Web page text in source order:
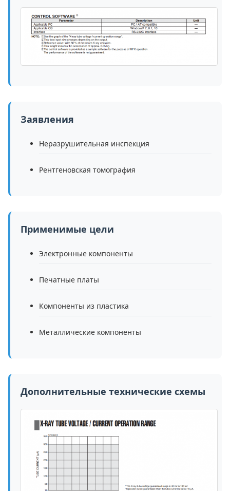
Заявления
Неразрушительная инспекция
Рентгеновская томография
Применимые цели
Электронные компоненты
Печатные платы
Компоненты из пластика
Металлические компоненты
Дополнительные технические схемы